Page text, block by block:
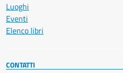
Luoghi
Eventi
Elenco libri
CONTATTI